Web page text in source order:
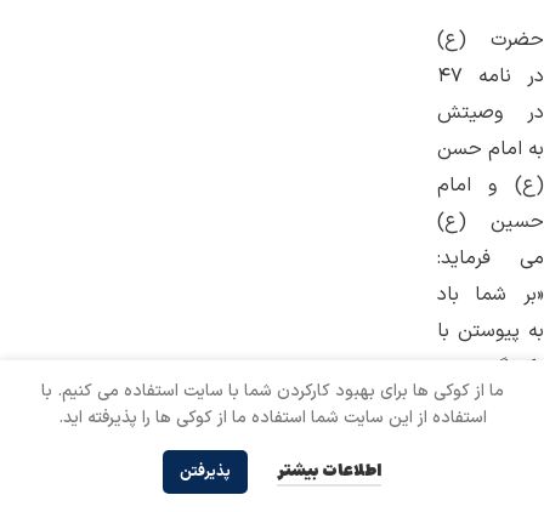
حضرت (ع)
در نامه ۴۷
در وصیتش
به امام حسن
(ع) و امام
حسین (ع)
می ‌فرماید:
«بر شما باد
به پیوستن با
یکدیگر و
بخششما از کوکی ها برای بهبود کارکردن شما با سایت استفاده می کنیم. با
استفاده از این سایت شما استفاده ما از کوکی ها را پذیرفته اید.
اطلاعات بیشتر پذیرفتن